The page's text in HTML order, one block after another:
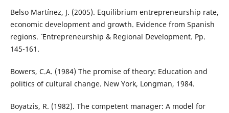
Belso Martínez, J. (2005). ¨Equilibrium entrepreneurship rate,
economic development and growth. Evidence from Spanish
regions. ¨ Entrepreneurship & Regional Development. Pp.
145-161.
Bowers, C.A. (1984) The promise of theory: Education and
politics of cultural change. New York, Longman, 1984.
Boyatzis, R. (1982). The competent manager: A model for